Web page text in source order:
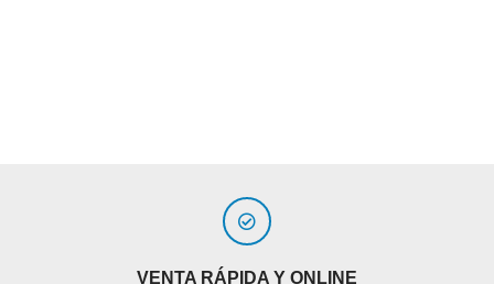
VENTA RÁPIDA Y ONLINE